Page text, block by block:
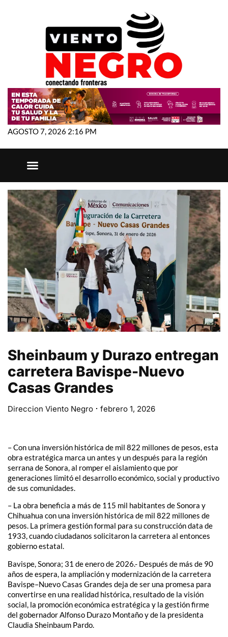
AGOSTO 7, 2026 2:16 PM
Sheinbaum y Durazo entregan
carretera Bavispe-Nuevo
Casas Grandes
Direccion Viento Negro febrero 1, 2026
– Con una inversión histórica de mil 822 millones de pesos, esta
obra estratégica marca un antes y un después para la región
serrana de Sonora, al romper el aislamiento que por
generaciones limitó el desarrollo económico, social y productivo
de sus comunidades.
– La obra beneficia a más de 115 mil habitantes de Sonora y
Chihuahua con una inversión histórica de mil 822 millones de
pesos. La primera gestión formal para su construcción data de
1933, cuando ciudadanos solicitaron la carretera al entonces
gobierno estatal.
Bavispe, Sonora; 31 de enero de 2026.- Después de más de 90
años de espera, la ampliación y modernización de la carretera
Bavispe–Nuevo Casas Grandes deja de ser una promesa para
convertirse en una realidad histórica, resultado de la visión
social, la promoción económica estratégica y la gestión firme
del gobernador Alfonso Durazo Montaño y de la presidenta
Claudia Sheinbaum Pardo.